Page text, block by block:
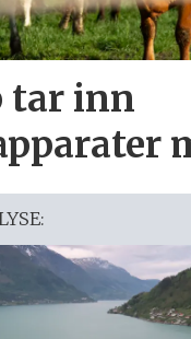
tar inn